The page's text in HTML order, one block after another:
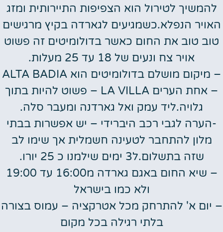
להמשיך לטירול הוא הצפיפות התיירותית ומזג
האויר הנפלא.כשמגיעים לגארדה בקיץ מרגישים
טוב טוב את החום כאשר בדולומיטים זה פשוט
אויר צח ונעים של 18 עד 25 מעלות.
– מיקום מושלם בדולומיטים הוא ALTA BADIA
– אחת הערים LA VILLA – פשוט להיות בתוך
גלויה.ליד עמק ואל גארדנה ומעבר סלה.
-הערה לגבי רכב היברידי – יש אפשרות בבתי
מלון להתחבר לטעינה חשמלית אך שימו לב
שזה בתשלום.ל3 ימים שילמנו כ 25 יורו.
– שיא החום באגם גארדה מ16:00 עד 19:00
ולא כמו בישראל
– יום א' להתרחק מכל אטרקציה – עמוס בצורה
בלתי רגילה בכל מקום